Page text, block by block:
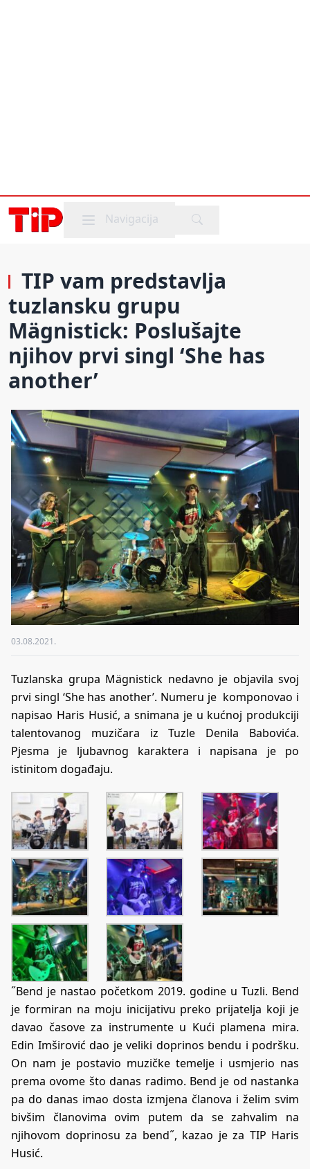
Mobile menu
Navigacija
TIP vam predstavlja
tuzlansku grupu
Mägnistick: Poslušajte
njihov prvi singl ‘She has
another’
03.08.2021.
Tuzlanska grupa Mägnistick nedavno je objavila svoj
prvi singl ‘She has another’. Numeru je komponovao i
napisao Haris Husić, a snimana je u kućnoj produkciji
talentovanog muzičara iz Tuzle Denila Babovića.
Pjesma je ljubavnog karaktera i napisana je po
istinitom događaju.
˝Bend je nastao početkom 2019. godine u Tuzli. Bend
je formiran na moju inicijativu preko prijatelja koji je
davao časove za instrumente u Kući plamena mira.
Edin Imširović dao je veliki doprinos bendu i podršku.
On nam je postavio muzičke temelje i usmjerio nas
prema ovome što danas radimo. Bend je od nastanka
pa do danas imao dosta izmjena članova i želim svim
bivšim članovima ovim putem da se zahvalim na
njihovom doprinosu za bend˝, kazao je za TIP Haris
Husić.